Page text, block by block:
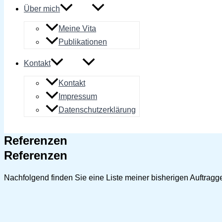
Über mich
Meine Vita
Publikationen
Kontakt
Kontakt
Impressum
Datenschutzerklärung
Referenzen
Referenzen
Nachfolgend finden Sie eine Liste meiner bisherigen